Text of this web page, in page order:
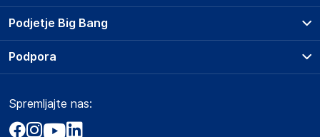
Podjetje Big Bang
O podjetju
Obvestila za javnost
Akt o digitalnih storitvah
Prodajna mesta
Storitve
Dostava, vnos in odvoz
Podpora
Marketplace
Kako oddati naročilo?
Spremljajte nas: